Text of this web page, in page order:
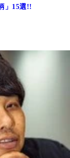
」15選!!